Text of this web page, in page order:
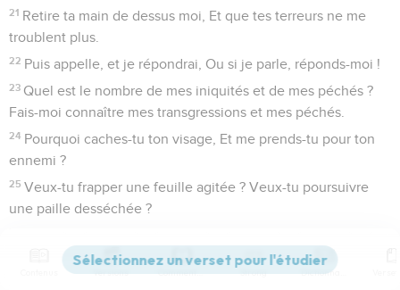
21 Retire ta main de dessus moi, Et que tes terreurs ne me
troublent plus.
22 Puis appelle, et je répondrai, Ou si je parle, réponds-moi !
23 Quel est le nombre de mes iniquités et de mes péchés ?
Fais-moi connaître mes transgressions et mes péchés.
24 Pourquoi caches-tu ton visage, Et me prends-tu pour ton
ennemi ?
25 Veux-tu frapper une feuille agitée ? Veux-tu poursuivre
une paille desséchée ?
des fautes de jeunesse ?
Versions Commentaires Strong